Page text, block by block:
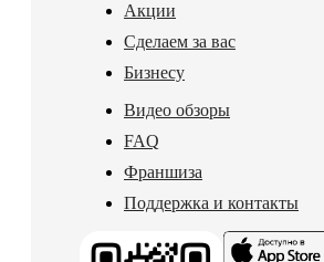
Акции
Сделаем за вас
Бизнесу
Видео обзоры
FAQ
Франшиза
Поддержка и контакты